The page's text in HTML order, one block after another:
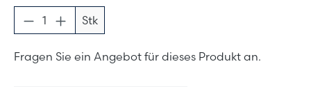
Produkt Anzahl: Gib den gewünschten
Stk
Fragen Sie ein Angebot für dieses Produkt an.